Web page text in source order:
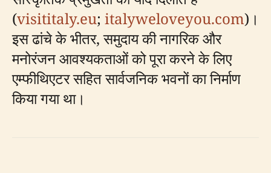
(visititaly.eu; italyweloveyou.com)।
इस ढांचे के भीतर, समुदाय की नागरिक और
मनोरंजन आवश्यकताओं को पूरा करने के लिए
एम्फीथिएटर सहित सार्वजनिक भवनों का निर्माण
किया गया था।